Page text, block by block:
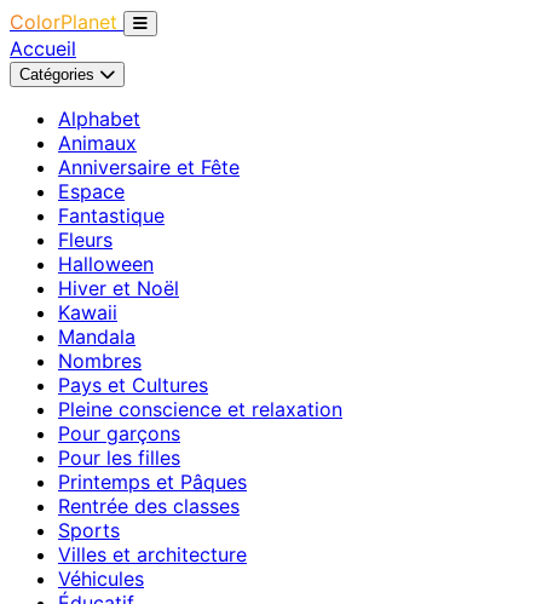
ColorPlanet
Accueil
Catégories
Alphabet
Animaux
Anniversaire et Fête
Espace
Fantastique
Fleurs
Halloween
Hiver et Noël
Kawaii
Mandala
Nombres
Pays et Cultures
Pleine conscience et relaxation
Pour garçons
Pour les filles
Printemps et Pâques
Rentrée des classes
Sports
Villes et architecture
Véhicules